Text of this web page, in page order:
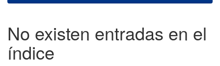
No existen entradas en el
índice